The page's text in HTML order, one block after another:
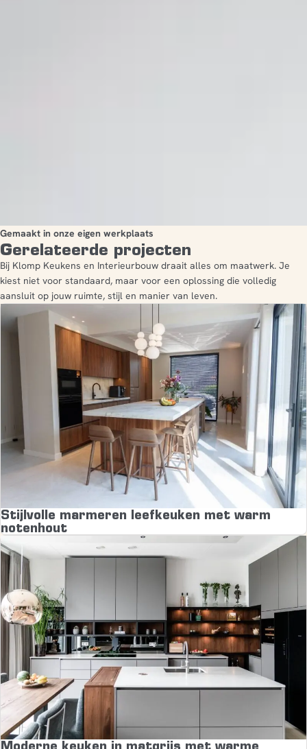
Gemaakt in onze eigen werkplaats
Gerelateerde projecten
Bij Klomp Keukens en Interieurbouw draait alles om maatwerk. Je
kiest niet voor standaard, maar voor een oplossing die volledig
aansluit op jouw ruimte, stijl en manier van leven.
Stijlvolle marmeren leefkeuken met warm
notenhout